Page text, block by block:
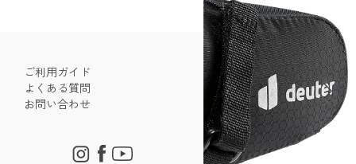
ご利用ガイド
よくある質問
お問い合わせ